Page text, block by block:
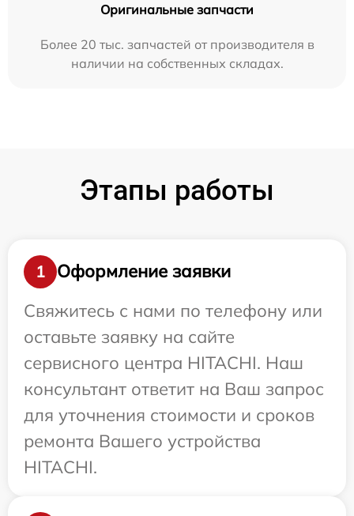
Оригинальные запчасти
Более 20 тыс. запчастей от производителя в
наличии на собственных складах.
Этапы работы
1
Оформление заявки
Свяжитесь с нами по телефону или
оставьте заявку на сайте
сервисного центра HITACHI. Наш
консультант ответит на Ваш запрос
для уточнения стоимости и сроков
ремонта Вашего устройства
HITACHI.